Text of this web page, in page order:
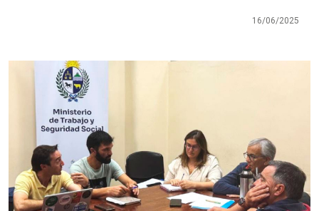
16/06/2025
Imagen